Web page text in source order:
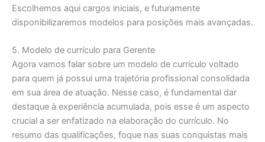
Escolhemos aqui cargos iniciais, e futuramente
disponibilizaremos modelos para posições mais avançadas.
5. Modelo de currículo para Gerente
Agora vamos falar sobre um modelo de currículo voltado
para quem já possui uma trajetória profissional consolidada
em sua área de atuação. Nesse caso, é fundamental dar
destaque à experiência acumulada, pois esse é um aspecto
crucial a ser enfatizado na elaboração do currículo. No
resumo das qualificações, foque nas suas conquistas mais